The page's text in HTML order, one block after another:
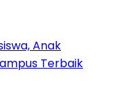
Anak
Terbaik